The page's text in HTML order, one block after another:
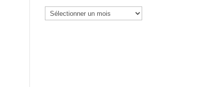
Archives